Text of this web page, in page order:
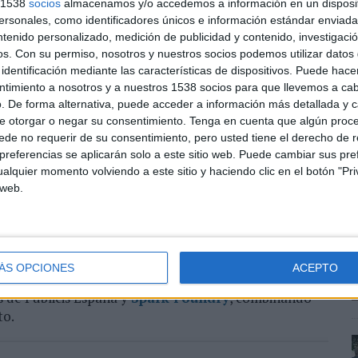
socios almacenamos y/o accedemos a información en un
como identificadores únicos e información estándar
personalizado, medición de publicidad y contenido,
Con su permiso, nosotros y nuestros socios podemos utilizar datos
mediante las características de dispositivos. Puede
a nosotros y a nuestros 1538 socios para que llevemos a
De forma alternativa, puede acceder a información más detallada y
otorgar o negar su consentimiento. Tenga en cuenta que algún
no requerir de su consentimiento, pero usted tiene el derecho de
se aplicarán solo a este sitio web. Puede cambiar sus
momento volviendo a este sitio y haciendo clic en el botón
OPCIONES ACEPTO
12 de mayo en el estadio de La Cartuja, durante
Club de Fútbol. Aprovechando el patrocinio oficial
sorprendió a los asistentes con una actuación en
a la campaña.
con el lanzamiento progresivo de contenidos en
El 18 de mayo se publicó un adelanto del
la marca, mientras que el lanzamiento completo
de mayo.
de Oreo en España, señala que la campaña
la galleta Oreo sin perder nuestra esencia:
Publicis España ySpark Foundry, combinando